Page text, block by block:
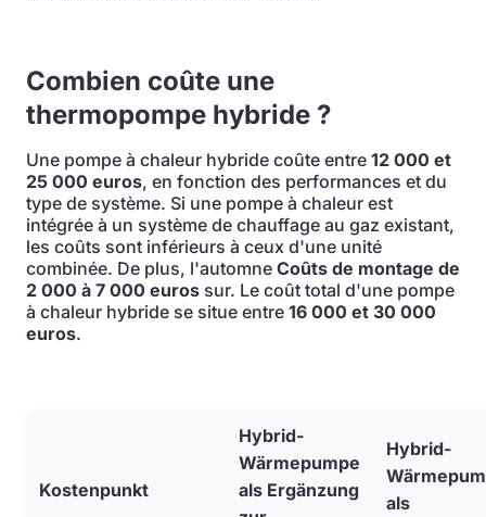
Combien coûte une
thermopompe hybride ?
Une pompe à chaleur hybride coûte entre 12 000 et
25 000 euros, en fonction des performances et du
type de système. Si une pompe à chaleur est
intégrée à un système de chauffage au gaz existant,
les coûts sont inférieurs à ceux d'une unité
combinée. De plus, l'automne Coûts de montage de
2 000 à 7 000 euros sur. Le coût total d'une pompe
à chaleur hybride se situe entre 16 000 et 30 000
euros.
Kostenpunkt
Hybrid-
Wärmepumpe
als Ergänzung
Hybrid-
als